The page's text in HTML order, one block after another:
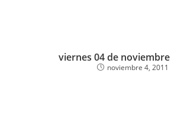
viernes 04 de noviembre
noviembre 4, 2011